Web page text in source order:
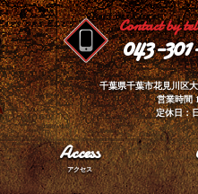
Contact by
043-
千葉県千葉市花見川区
営業時間
定休日：
Access
アクセス